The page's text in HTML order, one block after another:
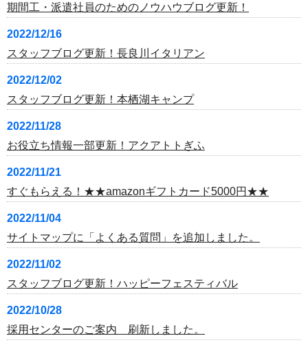
期間工・派遣社員のためのノウハウブログ更新！
2022/12/16
スタッフブログ更新！長良川イタリアン
2022/12/02
スタッフブログ更新！本栖湖キャンプ
2022/11/28
お役立ち情報一部更新！アクアトトぎふ
2022/11/21
すぐもらえる！★★amazonギフトカード5000円★★
2022/11/04
サイトマップに「よくある質問」を追加しました。
2022/11/02
スタッフブログ更新！ハッピーフェスティバル
2022/10/28
採用センターのご案内 刷新しました。